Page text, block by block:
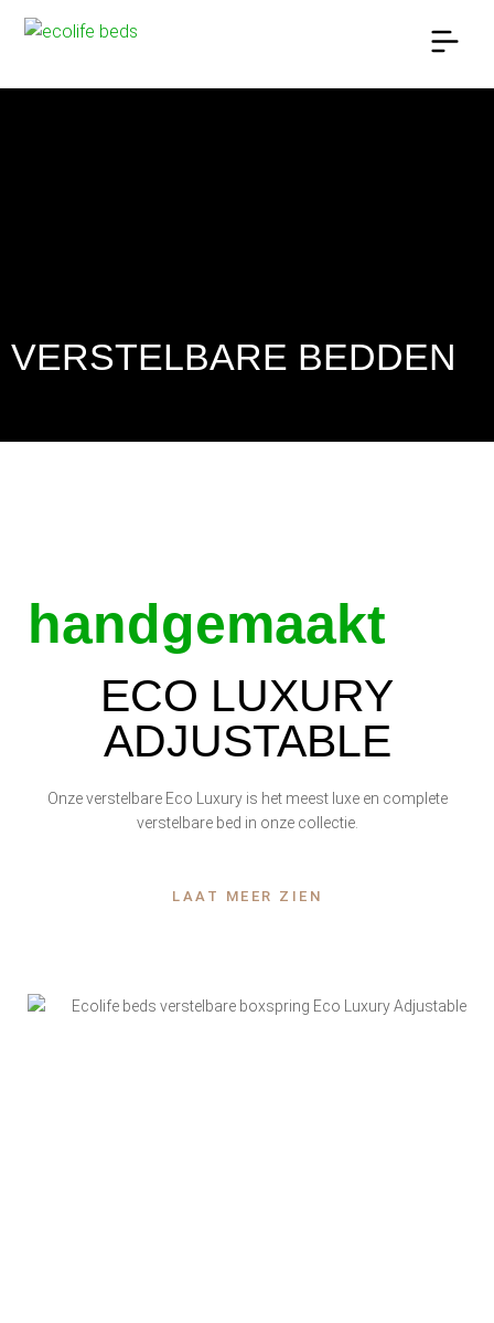
VERSTELBARE BEDDEN
handgemaakt
ECO LUXURY
ADJUSTABLE
Onze verstelbare Eco Luxury is het meest luxe en complete
verstelbare bed in onze collectie.
LAAT MEER ZIEN